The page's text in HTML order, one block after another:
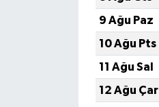
9 Ağu Paz
10 Ağu Pts
11 Ağu Sal
12 Ağu Çar